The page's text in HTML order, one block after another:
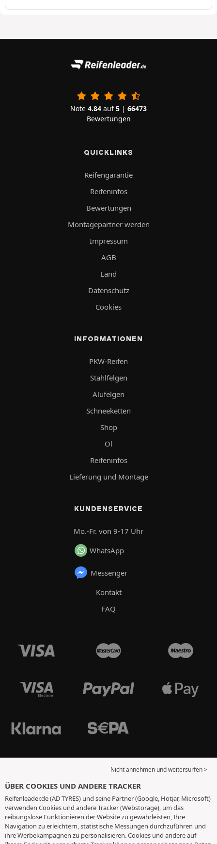
Note 4.84 auf5 | 66473
Bewertungen
QUICKLINKS
Reifengarantie
Reifeninfos
Bewertungen
Montagepartner werden
Impressum
AGB
Land
Datenschutz
Cookies
INFORMATIONEN
PKW-Reifen
Stahlfelgen
Alufelgen
Schneeketten
Shop
Öl
Reifeninfos
Lieferung und Montage
KUNDENSERVICE
Mo.-Fr. von 9-17 Uhr
WhatsApp
Messenger
Kontakt
FAQ
Nicht annehmen und weitersurfen >
ÜBER COOKIES UND ANDERE TRACKER
Reifenleader.de (AD TYRES) und seine Partner (Google, Hotjar, Microsoft)
verwenden Cookies und andere Tracker (Webstorage), um das
reibungslose Funktionieren der Website zu gewährleisten, Ihre
Navigation zu erleichtern, statistische Messungen durchzuführen und
ihre Werbekampagnen zu personalisieren. Cookies und andere auf